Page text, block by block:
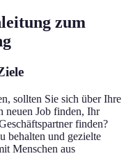
zum
sollten Sie sich über Ihre
neuen Job finden, Ihr
finden?
behalten und gezielte
Menschen aus